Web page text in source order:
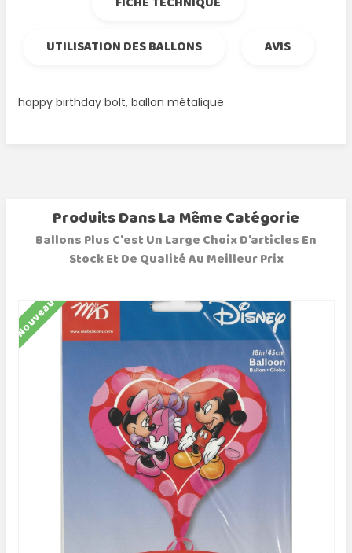
UTILISATION DES BALLONS
AVIS
happy birthday bolt, ballon métalique
Produits Dans La Même Catégorie
Ballons Plus C'est Un Large Choix D'articles En
Stock Et De Qualité Au Meilleur Prix
Nouveau